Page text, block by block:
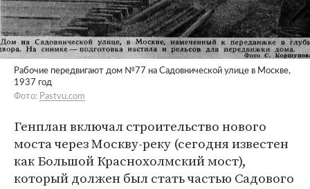
Рабочие передвигают дом №77 на Садовнической улице в Москве,
1937 год
Фото: Pastvu.com
Генплан включал строительство нового
моста через Москву-реку (сегодня известен
как Большой Краснохолмский мост),
который должен был стать частью Садового